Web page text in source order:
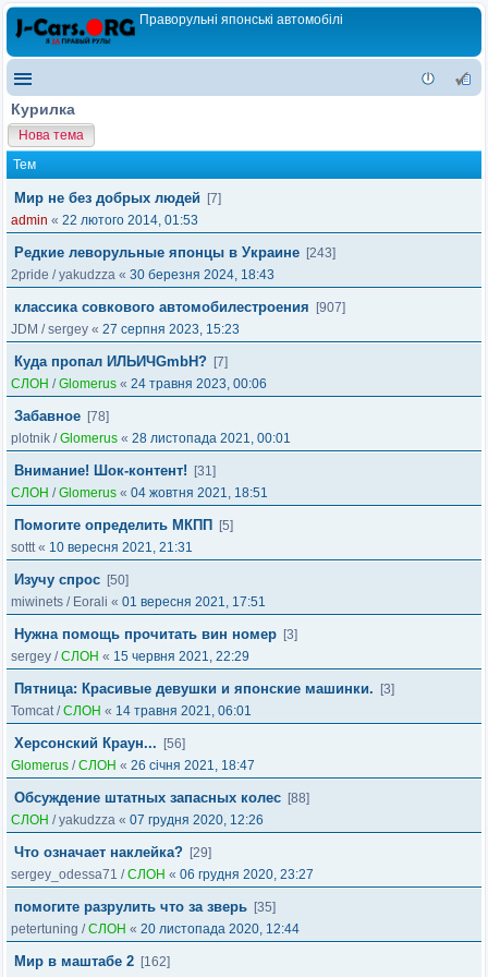
Праворульні японські автомобілі
Курилка
Нова тема
Тем
Мир не без добрых людей
[7]
admin « 22 лютого 2014, 01:53
Редкие леворульные японцы в Украине [243]
2pride /yakudzza « 30 березня 2024, 18:43
классика совкового автомобилестроения
[907]
JDM /sergey « 27 серпня 2023, 15:23
Куда пропал ИЛЬИЧGmbH? [7]
СЛОН /Glomerus « 24 травня 2023, 00:06
Забавное [78]
plotnik /Glomerus « 28 листопада 2021, 00:01
Внимание! Шок-контент!
[31]
СЛОН /Glomerus « 04 жовтня 2021, 18:51
Помогите определить МКПП
[5]
sottt« 10 вересня 2021, 21:31
Изучу спрос [50]
miwinets / Eorali « 01 вересня 2021, 17:51
Нужна помощь прочитать вин номер [3]
sergey /СЛОН « 15 червня 2021, 22:29
Пятница: Красивые девушки и японские машинки.
[3]
Tomcat/СЛОН « 14 травня 2021, 06:01
Херсонский Краун...
[56]
Glomerus /СЛОН « 26 січня 2021, 18:47
Обсуждение штатных запасных колес [88]
СЛОН /yakudzza « 07 грудня 2020, 12:26
Что означает наклейка? [29]
sergey_odessa71 /СЛОН « 06 грудня 2020, 23:27
помогите разрулить что за зверь [35]
petertuning /СЛОН « 20 листопада 2020, 12:44
Мир в маштабе 2 [162]